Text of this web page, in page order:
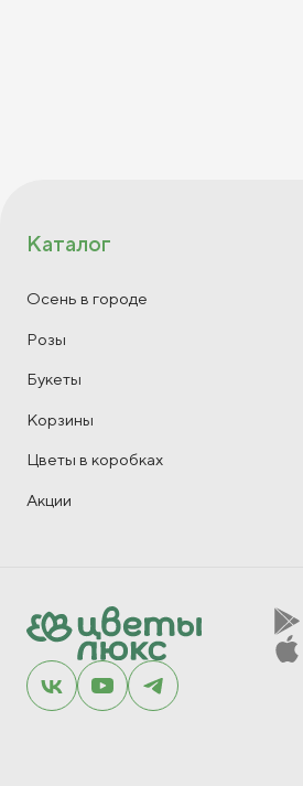
Каталог
Осень в городе
Розы
Букеты
Корзины
Цветы в коробках
Акции